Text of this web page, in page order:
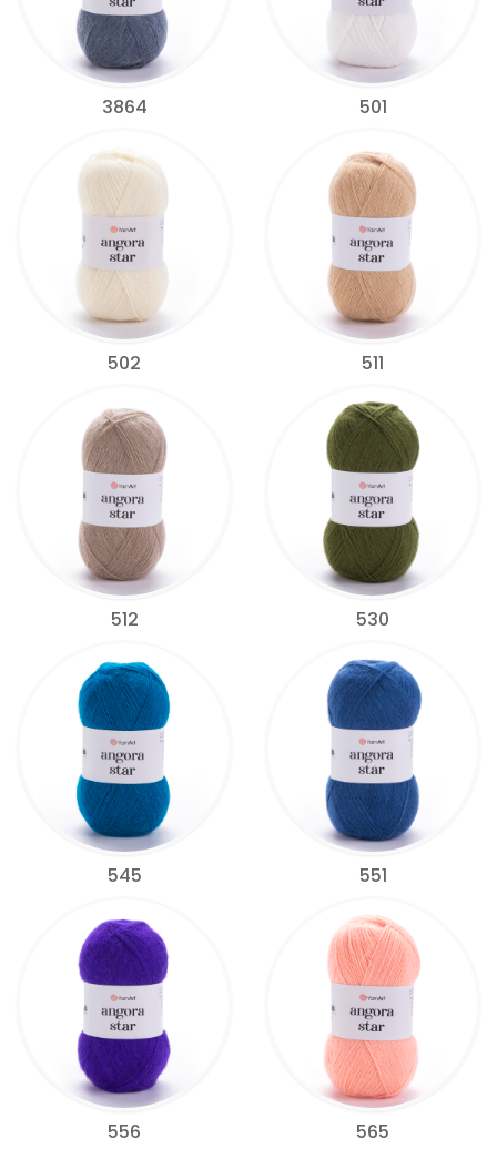
3864 501
502 511
512 530
545 551
556 565